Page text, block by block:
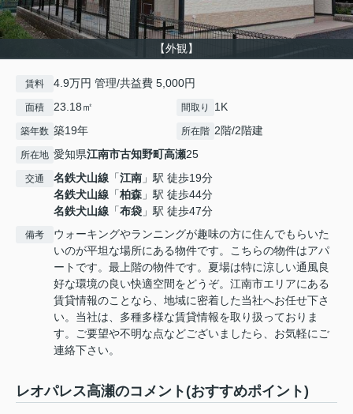
【外観】
賃料 4.9万円 管理/共益費 5,000円
面積 23.18㎡ 間取り 1K
築年数 築19年 所在階 2階/2階建
所在地 愛知県江南市古知野町高瀬25
交通 名鉄犬山線 「江南 」駅 徒歩19分
名鉄犬山線 「柏森 」駅 徒歩44分
名鉄犬山線 「布袋 」駅 徒歩47分
備考
ウォーキングやランニングが趣味の方に住んでもらいた
いのが平坦な場所にある物件です。こちらの物件はアパ
ートです。最上階の物件です。夏場は特に涼しい通風良
好な環境の良い快適空間をどうぞ。江南市エリアにある
賃貸情報のことなら、地域に密着した当社へお任せ下さ
い。当社は、多種多様な賃貸情報を取り扱っておりま
す。ご要望や不明な点などございましたら、お気軽にご
連絡下さい。
レオパレス高瀬のコメント(おすすめポイント)